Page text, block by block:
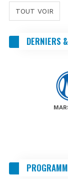
TOUT VOIR
DERNIERS